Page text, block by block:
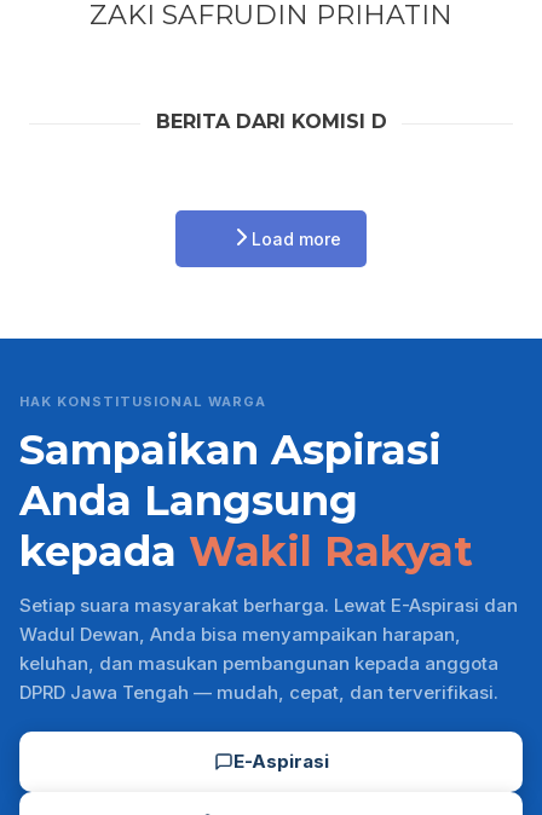
ZAKI SAFRUDIN PRIHATIN
BERITA DARI KOMISI D
Load more
HAK KONSTITUSIONAL WARGA
Sampaikan Aspirasi
Anda Langsung
kepada Wakil Rakyat
Setiap suara masyarakat berharga. Lewat E-Aspirasi dan
Wadul Dewan, Anda bisa menyampaikan harapan,
keluhan, dan masukan pembangunan kepada anggota
DPRD Jawa Tengah — mudah, cepat, dan terverifikasi.
E-Aspirasi